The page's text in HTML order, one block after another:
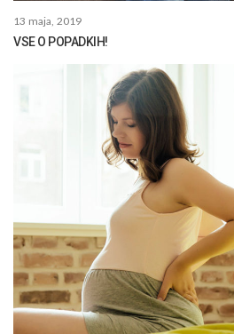
13 maja, 2019
VSE O POPADKIH!